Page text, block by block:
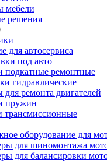
мебели
решения
для автосервиса
под авто
подкатные ремонтные
гидравлические
для ремонта двигателей
пружин
трансмиссионные
оборудование для
для шиномонтажа
для балансировки